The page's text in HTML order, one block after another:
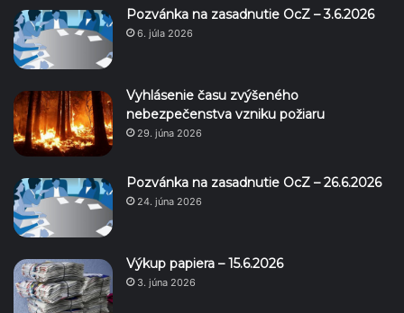
Pozvánka na zasadnutie OcZ – 3.6.2026
6. júla 2026
Vyhlásenie času zvýšeného
nebezpečenstva vzniku požiaru
29. júna 2026
Pozvánka na zasadnutie OcZ – 26.6.2026
24. júna 2026
Výkup papiera – 15.6.2026
3. júna 2026